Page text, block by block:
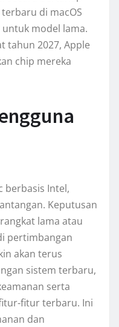
di macOS
model lama.
tahun 2027, Apple
chip mereka
berbasis Intel,
Keputusan
lama atau
pertimbangan
akan terus
sistem terbaru,
serta
fitur terbaru. Ini
dan